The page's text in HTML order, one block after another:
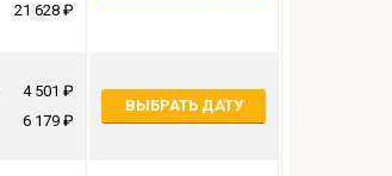
21 628
4 501
6 179
ВЫБРАТЬ ДАТУ